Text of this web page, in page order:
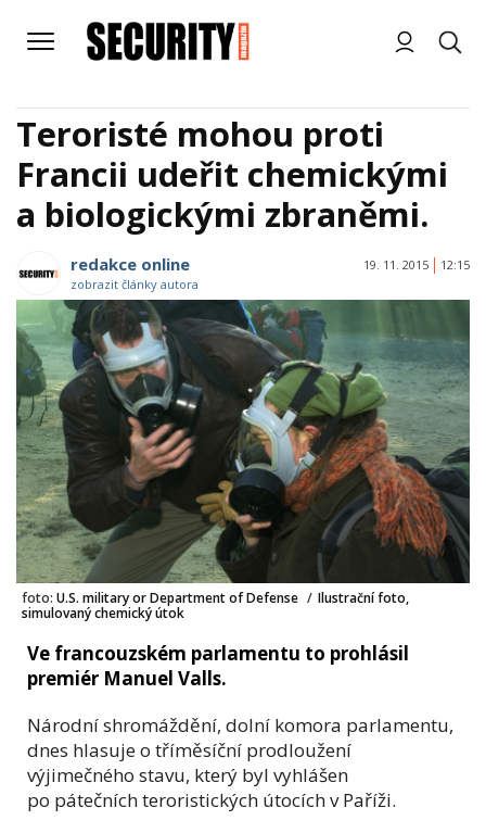
Teroristé mohou proti
Francii udeřit chemickými
a biologickými zbraněmi.
redakce online
zobrazit články autora
19. 11. 2015 12:15
foto: U.S. military or Department of Defense / Ilustrační foto,
simulovaný chemický útok
Ve francouzském parlamentu to prohlásil
premiér Manuel Valls.
Národní shromáždění, dolní komora parlamentu,
dnes hlasuje o tříměsíční prodloužení
výjimečného stavu, který byl vyhlášen
po pátečních teroristických útocích v Paříži.